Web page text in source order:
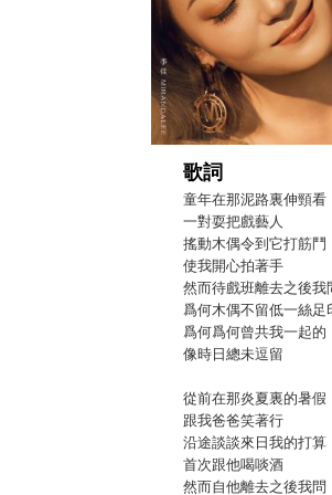
歌詞
童年在那泥路裏伸頸看
一對耍把戲藝人
搖動木偶令到它打筋鬥
使我開心拍著手
然而待戲班離去之後我
爲何木偶不留低一絲足
爲何爲何曾共我一起的
像時日總未逗留
從前在那炎夏裏的暑假
跟我爸爸笑著行
沿途談談來日我的打算
首次跟他喝啖酒
然而自他離去之後我問